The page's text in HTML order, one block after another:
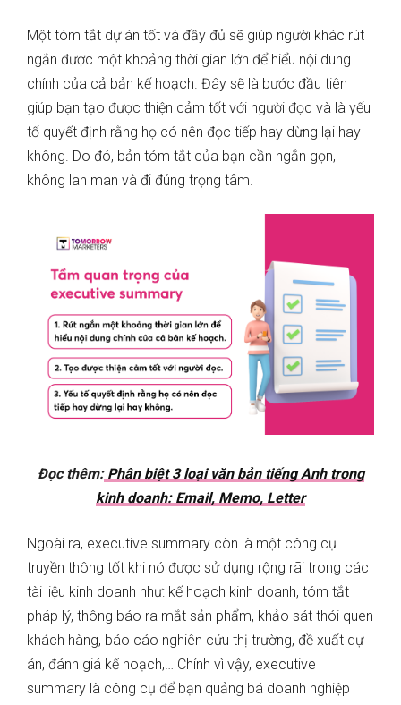
Một tóm tắt dự án tốt và đầy đủ sẽ giúp người khác rút
ngắn được một khoảng thời gian lớn để hiểu nội dung
chính của cả bản kế hoạch. Đây sẽ là bước đầu tiên
giúp bạn tạo được thiện cảm tốt với người đọc và là yếu
tố quyết định rằng họ có nên đọc tiếp hay dừng lại hay
không. Do đó, bản tóm tắt của bạn cần ngắn gọn,
không lan man và đi đúng trọng tâm.
Đọc thêm:Phân biệt 3 loại văn bản tiếng Anh trong
kinh doanh: Email, Memo, Letter
Ngoài ra, executive summary còn là một công cụ
truyền thông tốt khi nó được sử dụng rộng rãi trong các
tài liệu kinh doanh như: kế hoạch kinh doanh, tóm tắt
pháp lý, thông báo ra mắt sản phẩm, khảo sát thói quen
khách hàng, báo cáo nghiên cứu thị trường, đề xuất dự
án, đánh giá kế hoạch,… Chính vì vậy, executive
summary là công cụ để bạn quảng bá doanh nghiệp